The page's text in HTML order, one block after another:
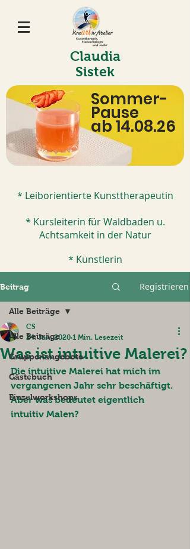
Claudia
Sistek
Sommer-
Pause
ab 14.08.26
* Leiborientierte Kunsttherapeutin
* Kursleiterin für Waldbaden u.
Achtsamkeit in der Natur
* Künstlerin​
Beitrag Registrieren
Alle Beiträge
Gruppenangebote
Gästebuch
Einzelworkshops
Alle Beiträge
Was ist intuitive Malerei?
CS
24. Jan. 2020 1 Min. Lesezeit
Die intuitive Malerei hat mich im
vergangenen Jahr sehr beschäftigt.
Aber was bedeutet eigentlich
intuitiv Malen?